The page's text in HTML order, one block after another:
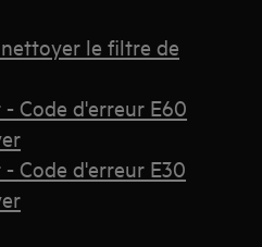
le filtre de
Code d'erreur E60
Code d'erreur E30